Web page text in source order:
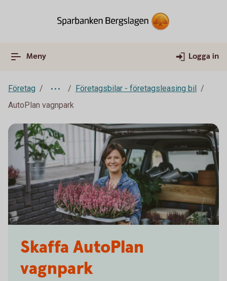
Meny Logga in
Företag
Företagsbilar - företagsleasing bil
AutoPlan vagnpark
Skaffa AutoPlan
vagnpark